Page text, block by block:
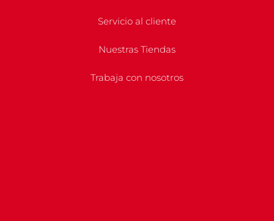
Servicio al cliente
Nuestras Tiendas
Trabaja con nosotros